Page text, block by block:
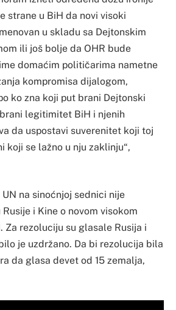
strane u BiH da novi visoki
u skladu sa Dejtonskim
ili još bolje da OHR bude
domaćim političarima nametne
kompromisa dijalogom,
ko zna koji put brani Dejtonski
legitimitet BiH i njenih
da uspostavi suverenitet koji toj
koji se lažno u nju zaklinju“,
na sinoćnjoj sednici nije
i Kine o novom visokom
Za rezoluciju su glasale Rusija i
je uzdržano. Da bi rezolucija bila
da glasa devet od 15 zemalja,